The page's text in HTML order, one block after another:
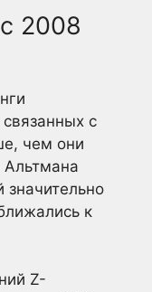
2008
с
чем они
значительно
к
Z-